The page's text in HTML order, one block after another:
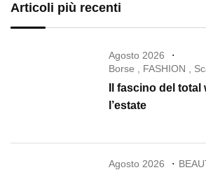
Articoli più recenti
Agosto 2026
Borse
FASHION
Il fascino del
l’estate
Agosto 2026